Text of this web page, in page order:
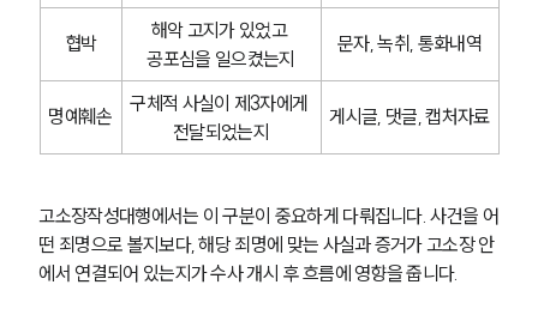
협박
해악 고지가 있었고
공포심을 일으켰는지
문자, 녹취, 통화내역
명예훼손
구체적 사실이 제3자에게
전달되었는지
게시글, 댓글, 캡처자료
고소장작성대행에서는 이 구분이 중요하게 다뤄집니다. 사건을 어
떤 죄명으로 볼지보다, 해당 죄명에 맞는 사실과 증거가 고소장 안
에서 연결되어 있는지가 수사 개시 후 흐름에 영향을 줍니다.